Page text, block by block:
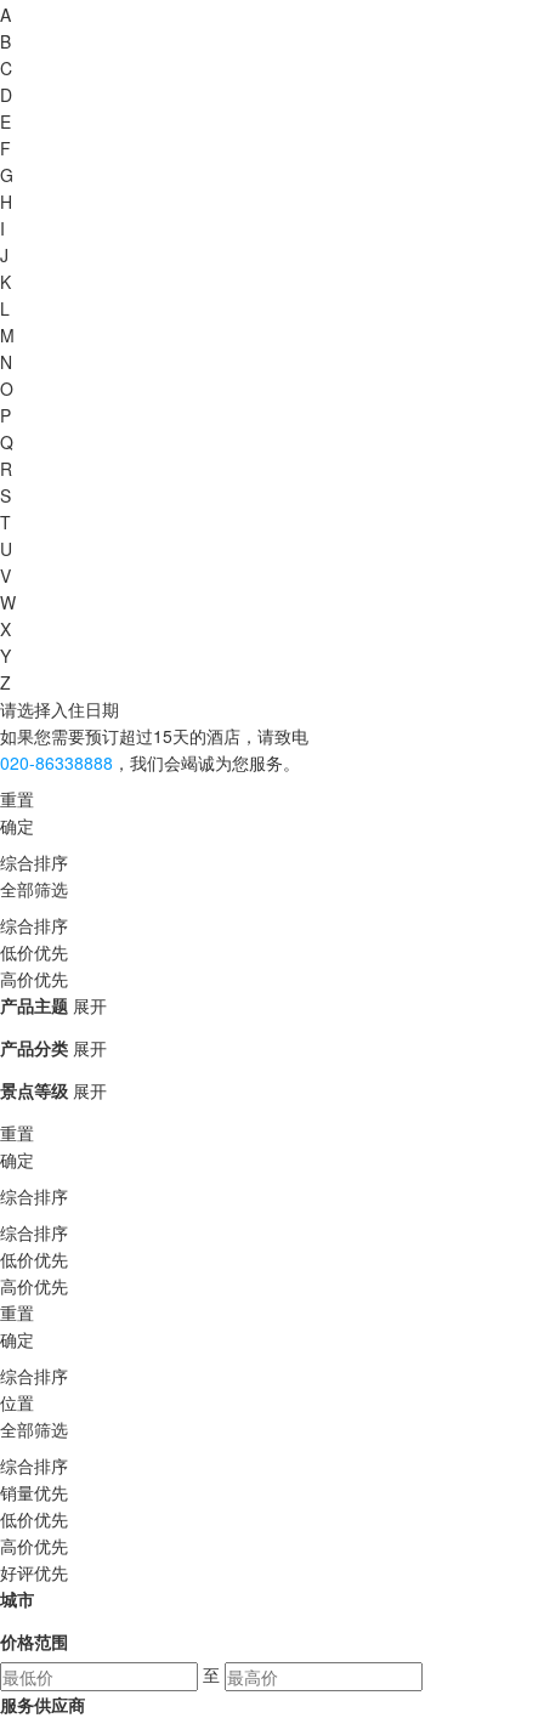
A
B
C
D
E
F
G
H
I
J
K
L
M
N
O
P
Q
R
S
T
U
V
W
X
Y
Z
请选择入住日期
如果您需要预订超过15天的酒店，请致电
020-86338888 ，我们会竭诚为您服务。
重置
确定
综合排序
全部筛选
综合排序
低价优先
高价优先
产品主题 展开
产品分类 展开
景点等级 展开
重置
确定
综合排序
综合排序
低价优先
高价优先
重置
确定
综合排序
位置
全部筛选
综合排序
销量优先
低价优先
高价优先
好评优先
城市
价格范围
至
服务供应商